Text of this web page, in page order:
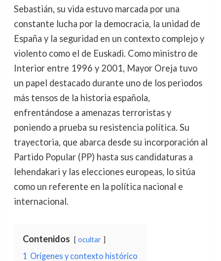
Sebastián, su vida estuvo marcada por una
constante lucha por la democracia, la unidad de
España y la seguridad en un contexto complejo y
violento como el de Euskadi. Como ministro de
Interior entre 1996 y 2001, Mayor Oreja tuvo
un papel destacado durante uno de los periodos
más tensos de la historia española,
enfrentándose a amenazas terroristas y
poniendo a prueba su resistencia política. Su
trayectoria, que abarca desde su incorporación al
Partido Popular (PP) hasta sus candidaturas a
lehendakari y las elecciones europeas, lo sitúa
como un referente en la política nacional e
internacional.
Contenidos ocultar
1 Orígenes y contexto histórico